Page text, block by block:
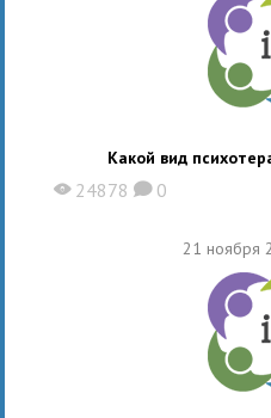
Какой вид
X 24878 K 0
21 ноября